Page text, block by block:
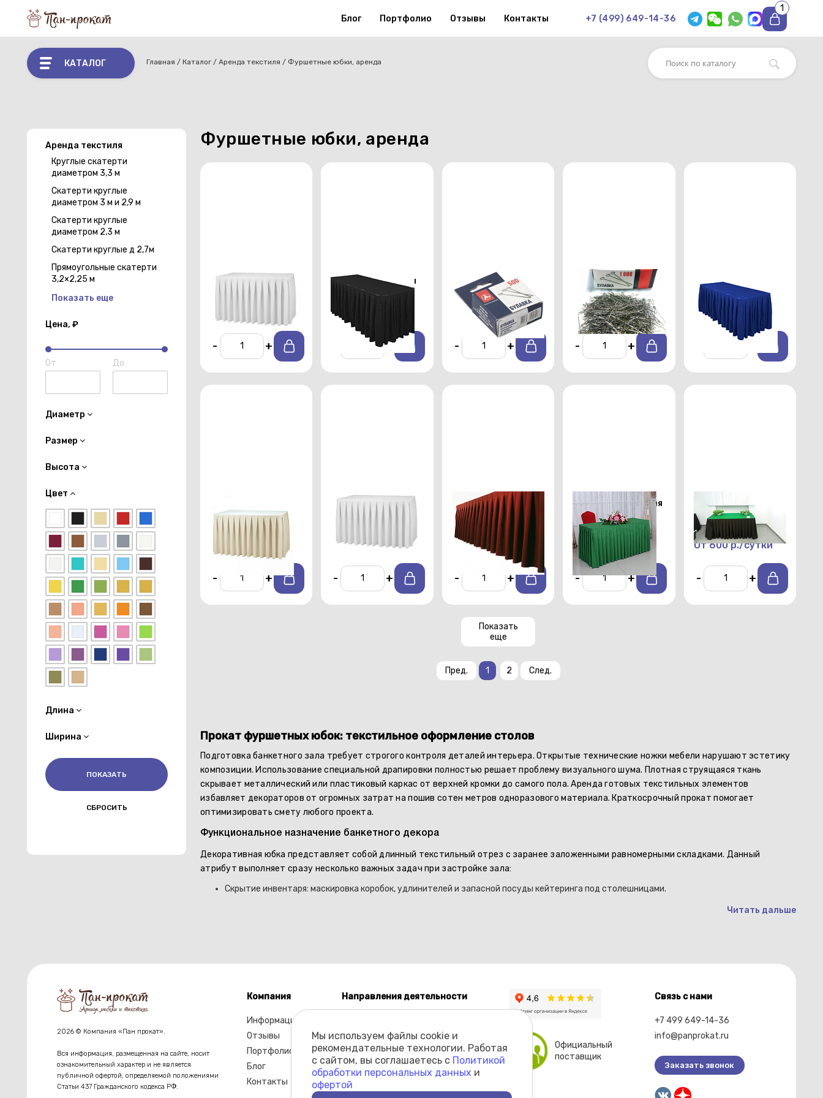
1
+7 (499) 649-14-36
Блог Портфолио Отзывы Контакты
КАТАЛОГ Главная Каталог Аренда текстиля Фуршетные юбки, аренда
Аренда текстиля
Круглые скатерти
диаметром 3,3 м
Скатерти круглые
диаметром 3 м и 2,9 м
Скатерти круглые
диаметром 2,3 м
Скатерти круглые д 2,7м
Прямоугольные скатерти
3,2×2,25 м
Показать еще
Цена, ₽
От До
Диаметр
Размер
Высота
Цвет
Длина
Ширина
Фуршетные юбки, аренда
Белая фуршетная
юбка длиной 5,8 м
- +
Черная фуршетная
юбка длиной 5,8 м
От 1000 р./сутки
+
Булавки упаковка
(500шт)
От 500 р./сутки
- +
Булавки упаковка
(1000шт)
От 850 р./сутки
- +
Синяя фуршетная
юбка длиной 5,8 м
От 1000 р./сутки
цвета шампань
длиной 5,8 м
- +
Белая фуршетная
юбка длиной 2,9 м
- +
Бордовая
фуршетная юбка
длиной 5,8 м
От 1000 р./сутки
- +
Зеленая фуршетная
юбка длиной 2,9 м
От 600 р./сутки
- +
Фуршетная юбка
длиной 2,9 м
шоколадного цвета
От 600 р./сутки
- +
Показать
еще
Пред. 1 2 След.
Прокат фуршетных юбок: текстильное оформление столов
Подготовка банкетного зала требует строгого контроля деталей интерьера. Открытые технические ножки мебели нарушают эстетику
композиции. Использование специальной драпировки полностью решает проблему визуального шума. Плотная струящаяся ткань
скрывает металлический или пластиковый каркас от верхней кромки до самого пола. Аренда готовых текстильных элементов
избавляет декораторов от огромных затрат на пошив сотен метров одноразового материала. Краткосрочный прокат помогает
оптимизировать смету любого проекта.
Функциональное назначение банкетного декора
Декоративная юбка представляет собой длинный текстильный отрез с заранее заложенными равномерными складками. Данный
атрибут выполняет сразу несколько важных задач при застройке зала:
Скрытие инвентаря: маскировка коробок, удлинителей и запасной посуды кейтеринга под столешницами.
Читать дальше
2026 © Компания «Пан прокат».
Вся информация, размещенная на сайте, носит
ознакомительный характер и не является
публичной офертой, определяемой положениями
Статьи 437 Гражданского кодекса РФ.
Компания
Информация
Отзывы
Портфолио
Блог
Контакты
Направления деятельности
Официальный
поставщик
Связь с нами
+7 499 649-14-36
info@panprokat.ru
Заказать звонок
Мы используем файлы cookie и
рекомендательные технологии. Работая
с сайтом, вы соглашаетесь с Политикой
обработки персональных данных и
офертой